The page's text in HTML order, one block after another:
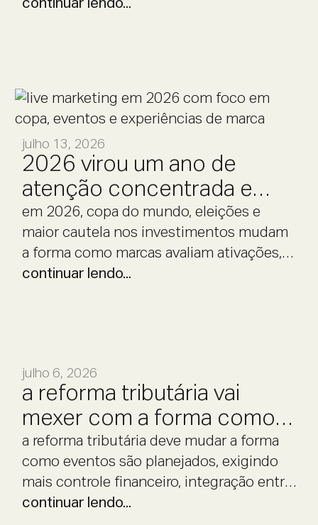
marcas podem se aproximar de
fãs.
continuar lendo...
julho 13, 2026
2026 virou um ano de
atenção concentrada e
decisão cautelosa.
em 2026, copa do mundo, eleições e
maior cautela nos investimentos mudam
a forma como marcas avaliam ativações,
eventos e experiências.
continuar lendo...
julho 6, 2026
a reforma tributária vai
mexer com a forma como
eventos são planejados
a reforma tributária deve mudar a forma
como eventos são planejados, exigindo
mais controle financeiro, integração entre
áreas e previsibilidade operacional.
continuar lendo...